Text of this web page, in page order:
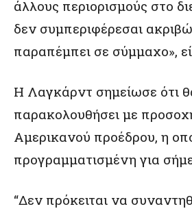
άλλους περιορισμούς στο
δεν συμπεριφέρεσαι
παραπέμπει σε σύμμαχο»,
Η Λαγκάρντ σημείωσε ότι
παρακολουθήσει με
Αμερικανού προέδρου, η
προγραμματισμένη για
“Δεν πρόκειται να